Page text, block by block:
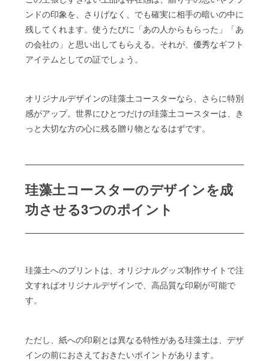
ンドの印象を、さりげなく、でも確実に相手の暗いの中に
残してくれます。使うたびに「あの人からもらった」「あ
の会社の」と思い出してもらえる。それが、優秀なギフト
アイテムとしての証でしょう。
オリジナルデザインの珪藻土コースターなら、さらに特別
感がアップ。世界にひとつだけの珪藻土コースターは、き
っと大切な方の心に残る贈り物となるはずです。
珪藻土コースターのデザインを成
功させる3つのポイント
珪藻土へのプリントは、オリジナルグッズ制作サイトで注
文すればオリジナルデザインで、高品質な印刷が可能で
す。
ただし、紙への印刷とは異なる特性がある珪藻土は、デザ
インの前におさえておきたいポイントがあります。